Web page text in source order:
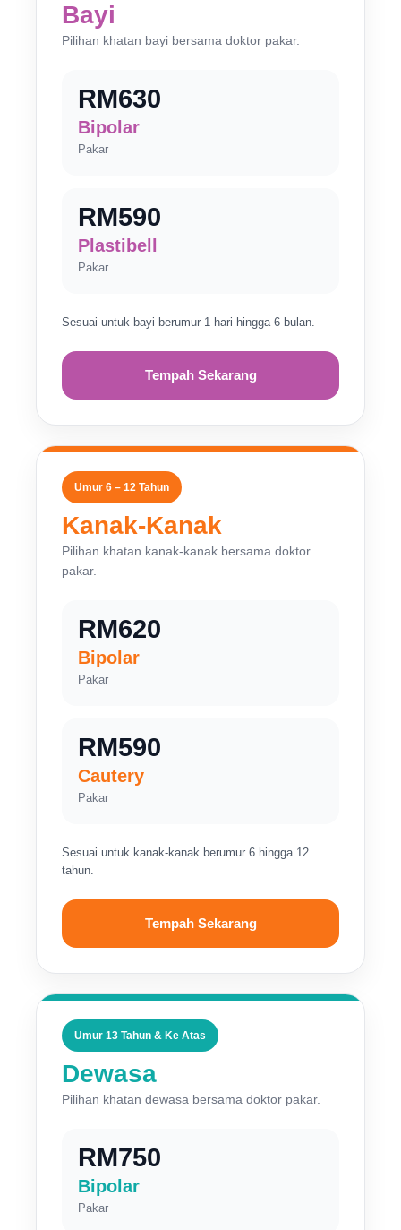
Bayi
Pilihan khatan bayi bersama doktor pakar.
RM630
Bipolar
Pakar
RM590
Plastibell
Pakar
Sesuai untuk bayi berumur 1 hari hingga 6 bulan.
Tempah Sekarang
Umur 6 – 12 Tahun
Kanak-Kanak
Pilihan khatan kanak-kanak bersama doktor
pakar.
RM620
Bipolar
Pakar
RM590
Cautery
Pakar
Sesuai untuk kanak-kanak berumur 6 hingga 12
tahun.
Tempah Sekarang
Umur 13 Tahun & Ke Atas
Dewasa
Pilihan khatan dewasa bersama doktor pakar.
RM750
Bipolar
Pakar